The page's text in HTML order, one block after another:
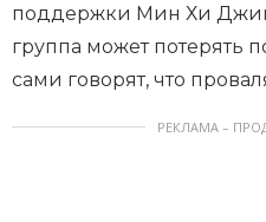
поддержки Мин Хи
группа может потерять
сами говорят, что
РЕКЛАМА –